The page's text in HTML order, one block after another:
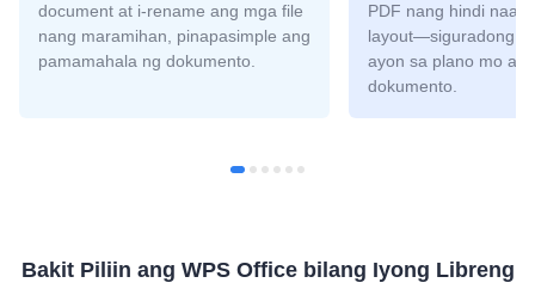
document at i-rename ang mga file
nang maramihan, pinapasimple ang
pamamahala ng dokumento.
PDF nang hindi
layout—siguradong
ayon sa plano mo
dokumento.
Bakit Piliin ang WPS Office bilang Iyong Libreng